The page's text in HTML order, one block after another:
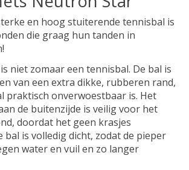
en hoog stuiterende tennisbal is
die graag hun tanden in
niet zomaar een tennisbal. De bal is
van een extra dikke, rubberen rand,
praktisch onverwoestbaar is. Het
de buitenzijde is veilig voor het
doordat het geen krasjes
bal is volledig dicht, zodat de pieper
water en vuil en zo langer